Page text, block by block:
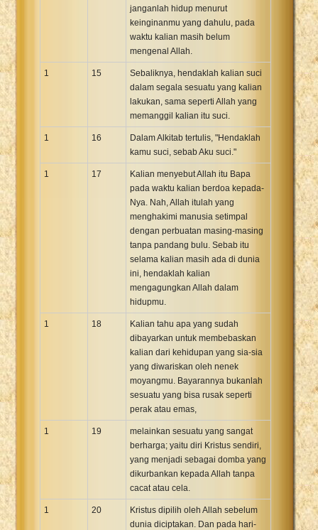
janganlah hidup menurut
keinginanmu yang dahulu, pada
waktu kalian masih belum
mengenal Allah.
1 15
Sebaliknya, hendaklah kalian suci
dalam segala sesuatu yang kalian
lakukan, sama seperti Allah yang
memanggil kalian itu suci.
1 16
Dalam Alkitab tertulis, "Hendaklah
kamu suci, sebab Aku suci."
1 17
Kalian menyebut Allah itu Bapa
pada waktu kalian berdoa kepada-
Nya. Nah, Allah itulah yang
menghakimi manusia setimpal
dengan perbuatan masing-masing
tanpa pandang bulu. Sebab itu
selama kalian masih ada di dunia
ini, hendaklah kalian
mengagungkan Allah dalam
hidupmu.
1 18
Kalian tahu apa yang sudah
dibayarkan untuk membebaskan
kalian dari kehidupan yang sia-sia
yang diwariskan oleh nenek
moyangmu. Bayarannya bukanlah
sesuatu yang bisa rusak seperti
perak atau emas,
1 19
melainkan sesuatu yang sangat
berharga; yaitu diri Kristus sendiri,
yang menjadi sebagai domba yang
dikurbankan kepada Allah tanpa
cacat atau cela.
1 20
Kristus dipilih oleh Allah sebelum
dunia diciptakan. Dan pada hari-